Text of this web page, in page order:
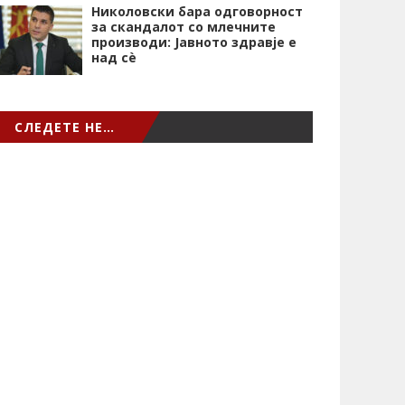
Николовски бара одговорност
за скандалот со млечните
производи: Јавното здравје е
над сѐ
СЛЕДЕТЕ НЕ…